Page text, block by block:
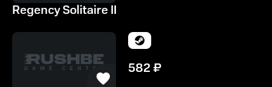
Regency Solitaire II
582₽